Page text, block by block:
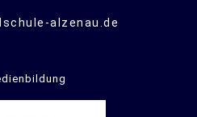
alzenau.de